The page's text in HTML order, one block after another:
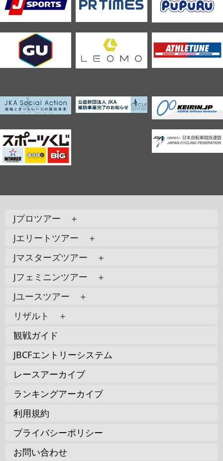
Jプロツアー ＋
Jエリートツアー ＋
Jマスターズツアー ＋
Jフェミニンツアー ＋
Jユースツアー ＋
リザルト ＋
観戦ガイド
JBCFエントリーシステム
レースアーカイブ
ランキングアーカイブ
利用規約
プライバシーポリシー
お問い合わせ